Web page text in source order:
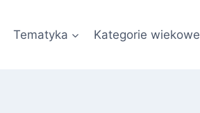
Tematyka Kategorie wiekowe